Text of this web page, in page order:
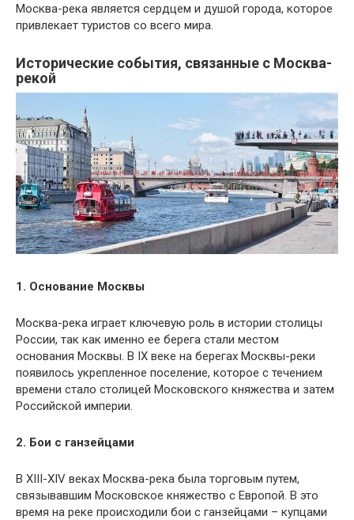
Москва-река является сердцем и душой города, которое
привлекает туристов со всего мира.
Исторические события, связанные с Москва-
рекой
1. Основание Москвы
Москва-река играет ключевую роль в истории столицы
России, так как именно ее берега стали местом
основания Москвы. В IX веке на берегах Москвы-реки
появилось укрепленное поселение, которое с течением
времени стало столицей Московского княжества и затем
Российской империи.
2. Бои с ганзейцами
В XIII-XIV веках Москва-река была торговым путем,
связывавшим Московское княжество с Европой. В это
время на реке происходили бои с ганзейцами – купцами